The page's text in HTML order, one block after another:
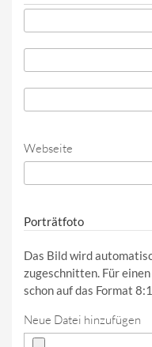
Webseite
Porträtfoto
Das Bild wird
zugeschnitten. Für
schon auf das Format
Neue Datei hinzufügen